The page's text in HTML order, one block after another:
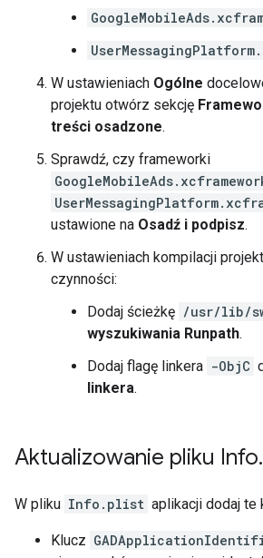
W ustawieniach Ogólne
projektu otwórz sekcję
treści osadzone.
Sprawdź, czy frameworki
ustawione na Osadź i podpisz.
W ustawieniach kompilacji
czynności:
Dodaj ścieżkę /usr/lib/
wyszukiwania Runpath.
Dodaj flagę linkera -ObjC
linkera.
Aktualizowanie pliku Info.
W pliku Info.plist aplikacji dodaj te
Klucz